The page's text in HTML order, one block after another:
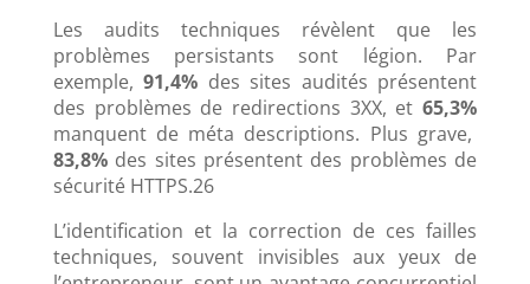
Les audits techniques révèlent que les
problèmes persistants sont légion. Par
exemple,91,4% des sites audités présentent
des problèmes de redirections 3XX, et65,3%
manquent de méta descriptions. Plus grave,
83,8%des sites présentent des problèmes de
sécurité HTTPS.26
L’identification et la correction de ces failles
techniques, souvent invisibles aux yeux de